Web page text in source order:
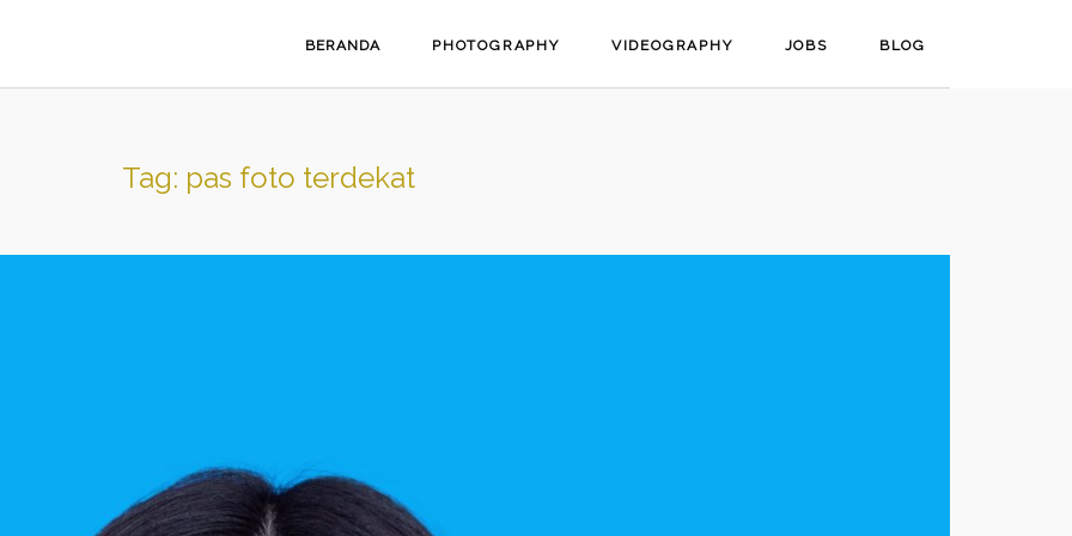
BERANDA PHOTOGRAPHY VIDEOGRAPHY JOBS BLOG
Tag: pas foto terdekat